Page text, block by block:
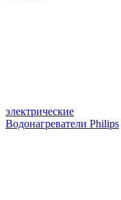
электрические
Водонагреватели Philips